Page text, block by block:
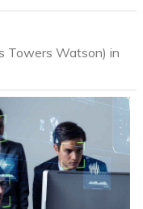
Towers Watson) in